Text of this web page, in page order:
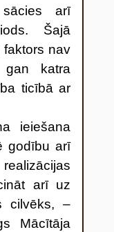
sācies arī
Šajā
faktors nav
katra
ticībā ar
ieiešana
godību arī
arī uz
cilvēks, –
Mācītāja